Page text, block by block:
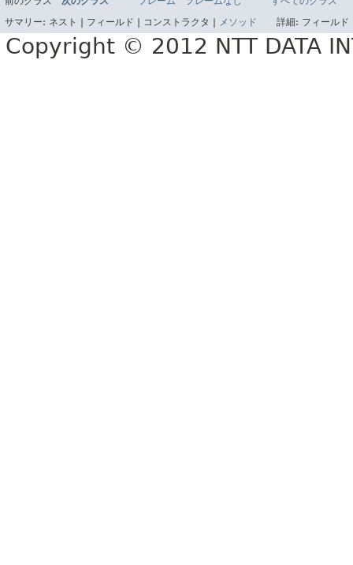
サマリー: ネスト | フィールド | コンストラクタ | メソッド 詳細: フィール
Copyright © 2012 NTT DATA